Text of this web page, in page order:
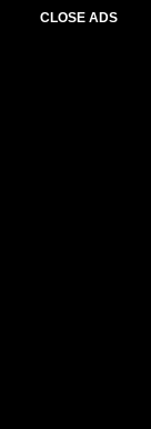
CLOSE ADS